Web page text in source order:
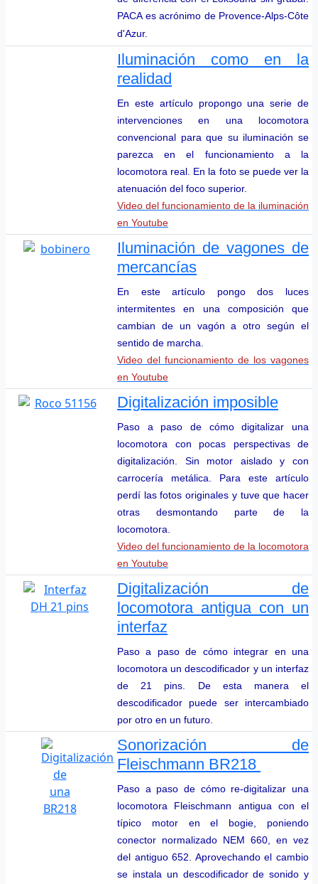
PACA es acrónimo de Provence-Alps-Côte
d'Azur.
Iluminación como en la
realidad
En este artículo propongo una serie de
intervenciones en una locomotora
convencional para que su iluminación se
parezca en el funcionamiento a la
locomotora real. En la foto se puede ver la
atenuación del foco superior.
Video del funcionamiento de la iluminación
en Youtube
Iluminación de vagones de
mercancías
En este artículo pongo dos luces
intermitentes en una composición que
cambian de un vagón a otro según el
sentido de marcha.
Video del funcionamiento de los vagones
en Youtube
Digitalización imposible
Paso a paso de cómo digitalizar una
locomotora con pocas perspectivas de
digitalización. Sin motor aislado y con
carrocería metálica. Para este artículo
perdí las fotos originales y tuve que hacer
otras desmontando parte de la
locomotora.
Video del funcionamiento de la locomotora
en Youtube
Digitalización de
locomotora antigua con un
interfaz
Paso a paso de cómo integrar en una
locomotora un descodificador y un interfaz
de 21 pins. De esta manera el
descodificador puede ser intercambiado
por otro en un futuro.
Sonorización de
Fleischmann BR218
Paso a paso de cómo re-digitalizar una
locomotora Fleischmann antigua con el
típico motor en el bogie, poniendo
conector normalizado NEM 660, en vez
del antiguo 652. Aprovechando el cambio
se instala un descodificador de sonido y